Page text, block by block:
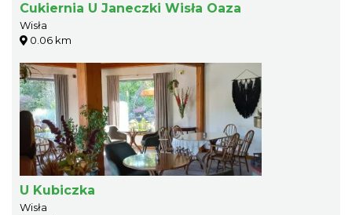
Cukiernia U Janeczki Wisła Oaza
Wisła
0.06 km
U Kubiczka
Wisła